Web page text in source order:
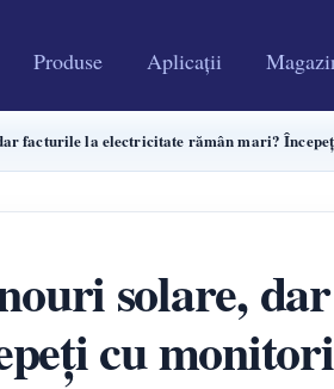
Produse Aplicații
facturile la electricitate rămân mari?
solare,
cu